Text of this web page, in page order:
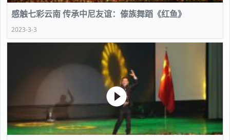
感触七彩云南 传承中尼友谊：傣族舞蹈《红鱼》
2023-3-3